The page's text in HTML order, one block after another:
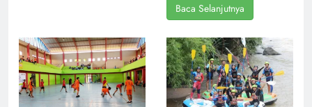
Baca Selanjutnya